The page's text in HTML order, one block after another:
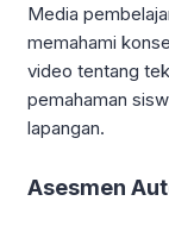
Media
memahami
video tentang
pemahaman
lapangan.
Asesmen